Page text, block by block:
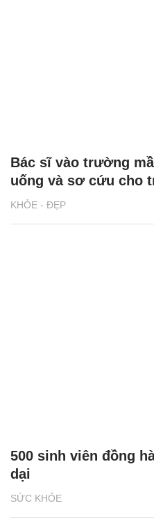
KHỎE - ĐẸP
Bác sĩ vào trường
uống và sơ cứu cho
SỨC KHỎE
500 sinh viên đồng
dại